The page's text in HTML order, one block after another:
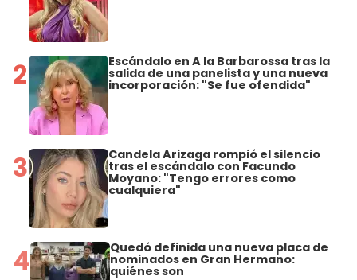
2 Escándalo en A la Barbarossa tras la
salida de una panelista y una nueva
incorporación: "Se fue ofendida"
3 Candela Arizaga rompió el silencio
tras el escándalo con Facundo
Moyano: "Tengo errores como
cualquiera"
4 Quedó definida una nueva placa de
nominados en Gran Hermano:
quiénes son